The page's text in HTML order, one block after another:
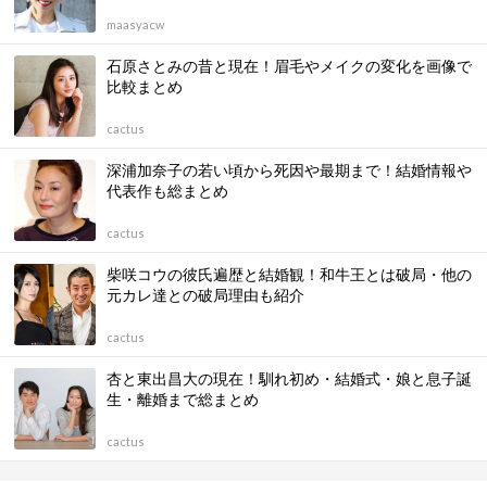
maasyacw
石原さとみの昔と現在！眉毛やメイクの変化を画像で
比較まとめ
cactus
深浦加奈子の若い頃から死因や最期まで！結婚情報や
代表作も総まとめ
cactus
柴咲コウの彼氏遍歴と結婚観！和牛王とは破局・他の
元カレ達との破局理由も紹介
cactus
杏と東出昌大の現在！馴れ初め・結婚式・娘と息子誕
生・離婚まで総まとめ
cactus